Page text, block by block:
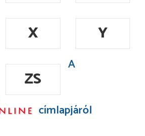
X
Y
ZS
A
címlapjáról